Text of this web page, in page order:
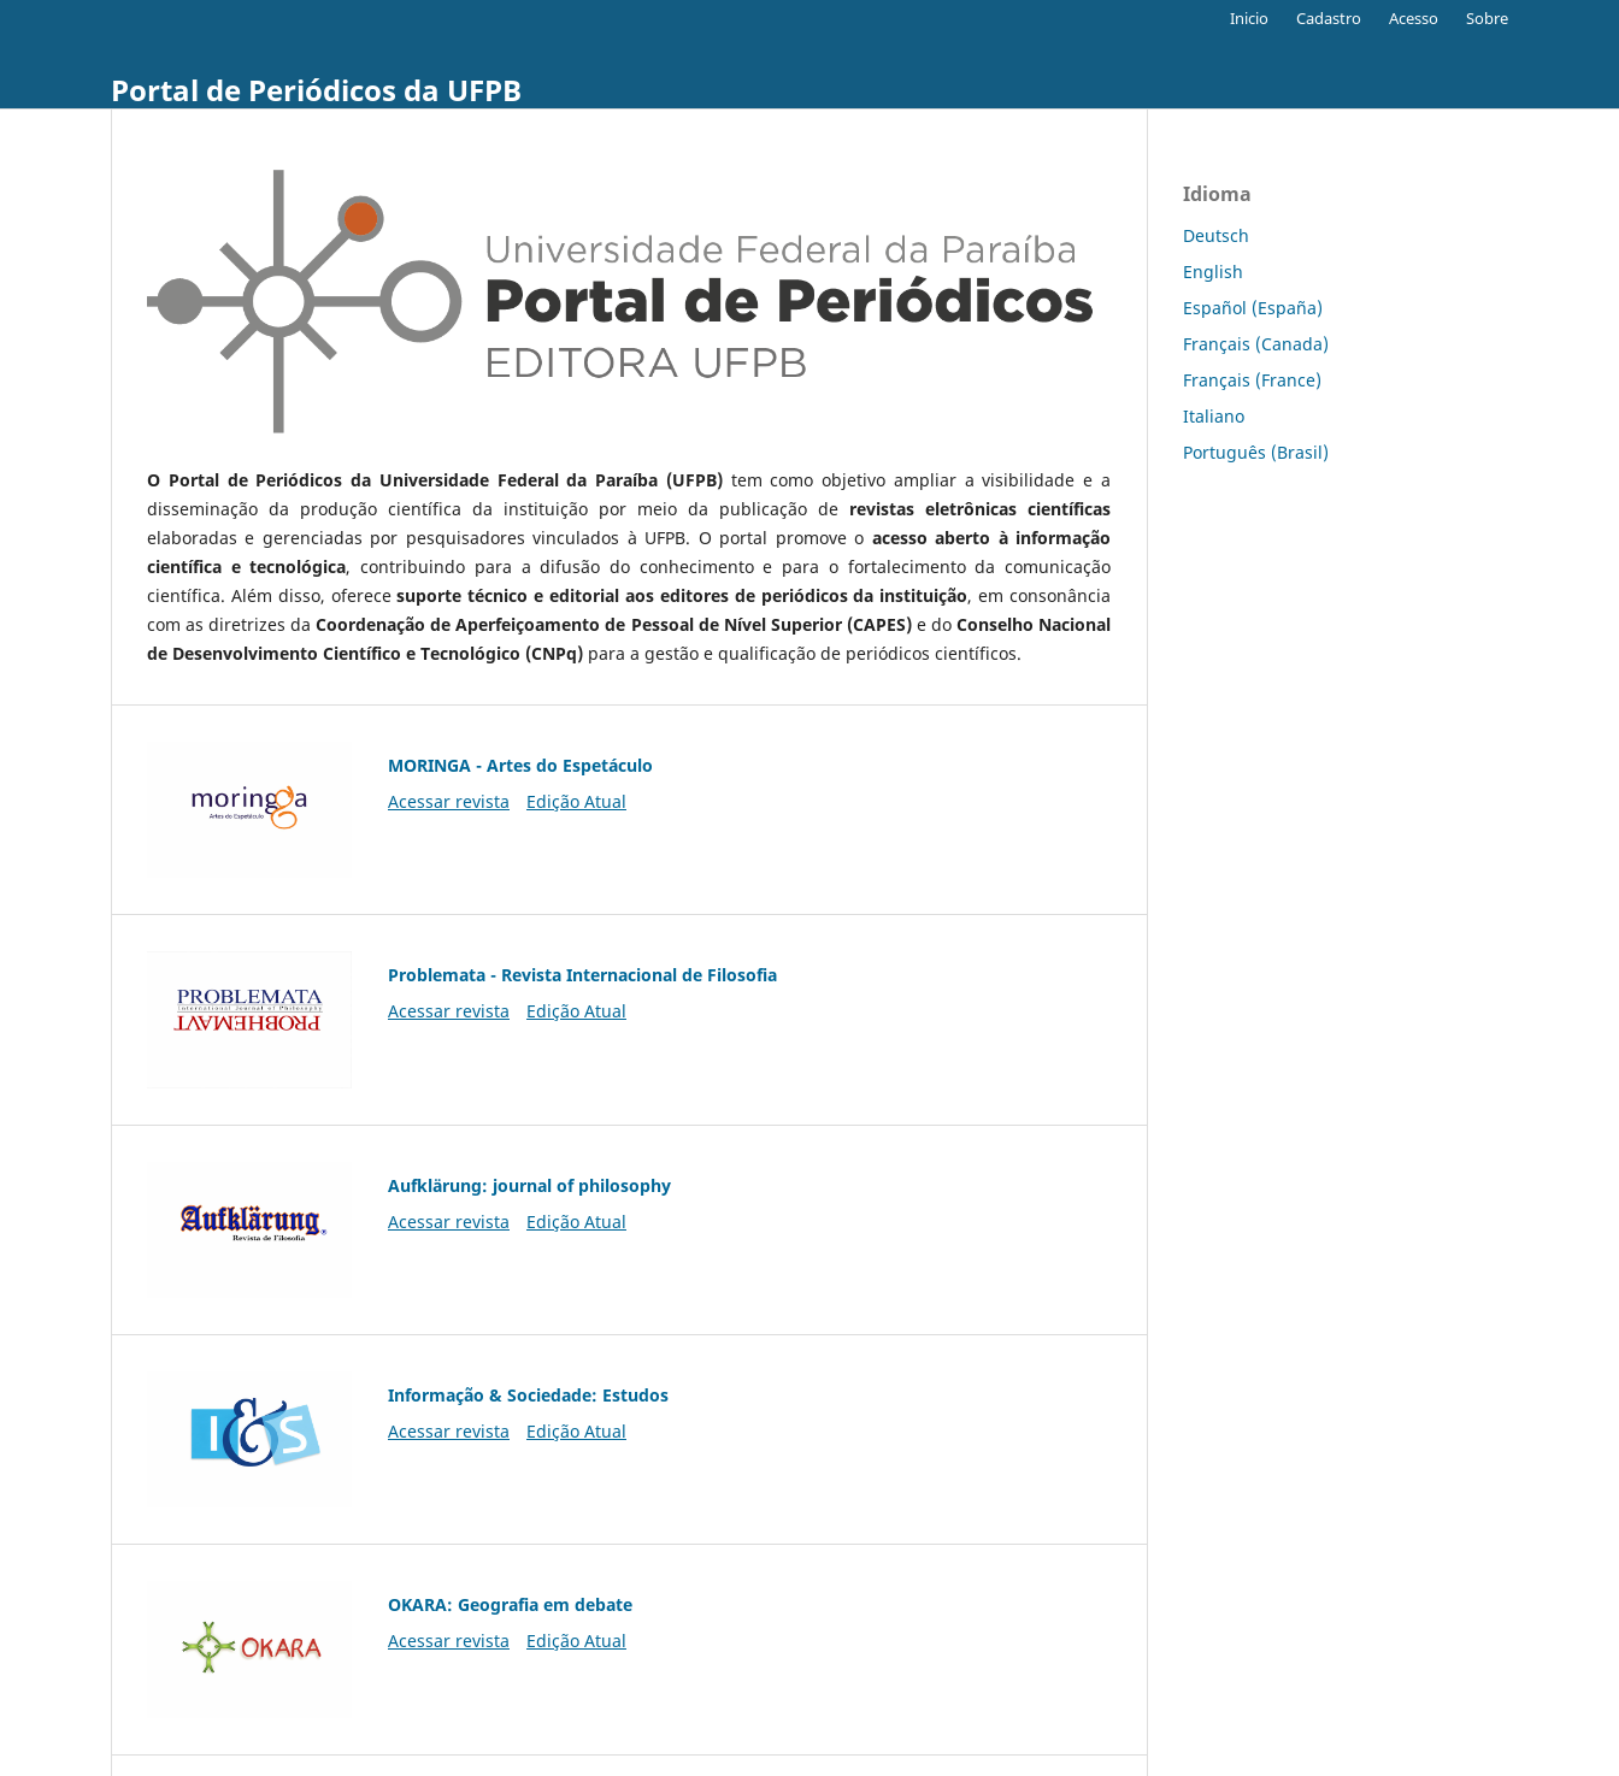
Portal de Periódicos da UFPB
Inicio Cadastro Acesso Sobre
O Portal de Periódicos da Universidade Federal da Paraíba (UFPB)tem como objetivo ampliar a visibilidade e a
disseminação da produção científica da instituição por meio da publicação de revistas eletrônicas científicas
elaboradas e gerenciadas por pesquisadores vinculados à UFPB. O portal promove o acesso aberto à informação
científica e tecnológica, contribuindo para a difusão do conhecimento e para o fortalecimento da comunicação
científica. Além disso, oferecesuporte técnico e editorial aos editores de periódicos da instituição, em consonância
com as diretrizes daCoordenação de Aperfeiçoamento de Pessoal de Nível Superior (CAPES)e do Conselho Nacional
de Desenvolvimento Científico e Tecnológico (CNPq) para a gestão e qualificação de periódicos científicos.
MORINGA - Artes do Espetáculo
Acessar revista
Edição Atual
Problemata - Revista Internacional de Filosofia
Acessar revista
Edição Atual
Aufklärung: journal of philosophy
Acessar revista
Edição Atual
Informação & Sociedade: Estudos
Acessar revista
Edição Atual
OKARA: Geografia em debate
Acessar revista
Edição Atual
Idioma
Deutsch
English
Español (España)
Français (Canada)
Français (France)
Italiano
Português (Brasil)